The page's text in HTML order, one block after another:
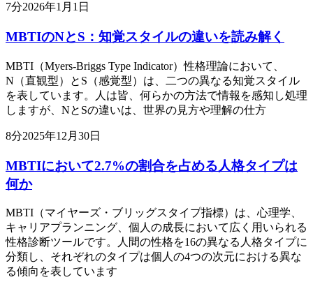
7分2026年1月1日
MBTIのNとS：知覚スタイルの違いを読み解く
MBTI（Myers-Briggs Type Indicator）性格理論において、
N（直観型）とS（感覚型）は、二つの異なる知覚スタイル
を表しています。人は皆、何らかの方法で情報を感知し処理
しますが、NとSの違いは、世界の見方や理解の仕方
8分2025年12月30日
MBTIにおいて2.7%の割合を占める人格タイプは
何か
MBTI（マイヤーズ・ブリッグスタイプ指標）は、心理学、
キャリアプランニング、個人の成長において広く用いられる
性格診断ツールです。人間の性格を16の異なる人格タイプに
分類し、それぞれのタイプは個人の4つの次元における異な
る傾向を表しています